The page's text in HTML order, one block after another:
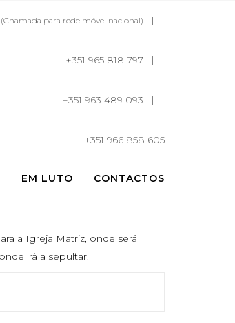
(Chamada para rede móvel nacional)
+351 965 818 797
+351 963 489 093
+351 966 858 605
EM LUTO CONTACTOS
a Igreja Matriz, onde será
irá a sepultar.